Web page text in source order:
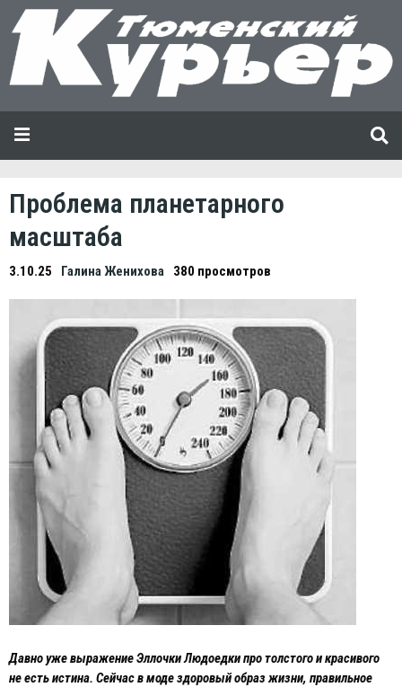
Проблема планетарного
масштаба
3.10.25 Галина Женихова 380 просмотров
Давно уже выражение Эллочки Людоедки про толстого и красивого
не есть истина. Сейчас в моде здоровый образ жизни, правильное